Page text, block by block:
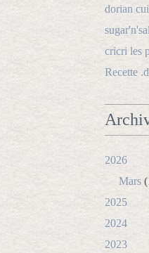
dorian
cricri les
Recette
2026
Mars
2025
2024
2023